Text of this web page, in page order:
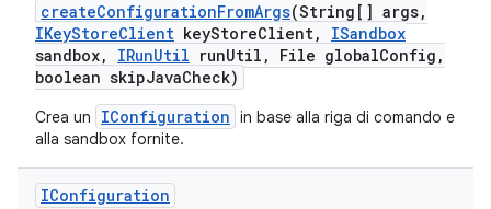
createConfigurationFromArgs(String[] args,
IKeyStoreClient keyStoreClient,
ISandbox
sandbox, IRunUtil runUtil , File globalConfig ,
boolean skipJavaCheck)
Crea un IConfiguration in base alla riga di comando e
alla sandbox fornite.
IConfiguration